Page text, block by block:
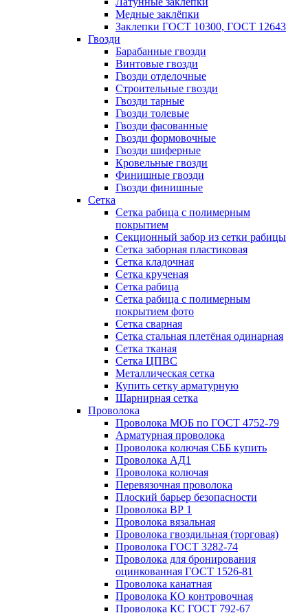
Медные заклёпки
Заклепки ГОСТ 10300, ГОСТ 12643
Гвозди
Барабанные гвозди
Винтовые гвозди
Гвозди отделочные
Строительные гвозди
Гвозди тарные
Гвозди толевые
Гвозди фасованные
Гвозди формовочные
Гвозди шиферные
Кровельные гвозди
Финишные гвозди
Гвозди финишные
Сетка
Сетка рабица с полимерным
покрытием
Секционный забор из сетки рабицы
Сетка заборная пластиковая
Сетка кладочная
Сетка крученая
Сетка рабица
Сетка рабица с полимерным
покрытием фото
Сетка сварная
Сетка стальная плетёная одинарная
Сетка тканая
Сетка ЦПВС
Металлическая сетка
Купить сетку арматурную
Шарнирная сетка
Проволока
Проволока МОБ по ГОСТ 4752-79
Арматурная проволока
Проволока колючая СББ купить
Проволока АД1
Проволока колючая
Перевязочная проволока
Плоский барьер безопасности
Проволока ВР 1
Проволока вязальная
Проволока гвоздильная (торговая)
Проволока ГОСТ 3282-74
Проволока для бронирования
оцинкованная ГОСТ 1526-81
Проволока канатная
Проволока КО контровочная
Проволока КС ГОСТ 792-67